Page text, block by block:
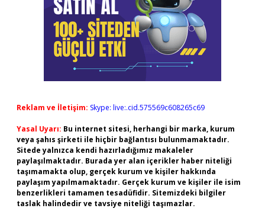
Reklam ve İletişim: Skype: live:.cid.575569c608265c69
Yasal Uyarı: Bu internet sitesi, herhangi bir marka, kurum
veya şahıs şirketi ile hiçbir bağlantısı bulunmamaktadır.
Sitede yalnızca kendi hazırladığımız makaleler
paylaşılmaktadır. Burada yer alan içerikler haber niteliği
taşımamakta olup, gerçek kurum ve kişiler hakkında
paylaşım yapılmamaktadır. Gerçek kurum ve kişiler ile isim
benzerlikleri tamamen tesadüfidir. Sitemizdeki bilgiler
taslak halindedir ve tavsiye niteliği taşımazlar.